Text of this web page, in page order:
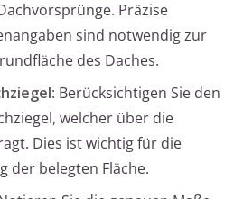
Präzise
sind notwendig zur
des Daches.
: Berücksichtigen Sie den
welcher über die
Dies ist wichtig für die
der belegten Fläche.